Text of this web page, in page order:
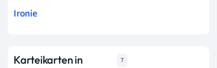
Ironie
Karteikarten in
7